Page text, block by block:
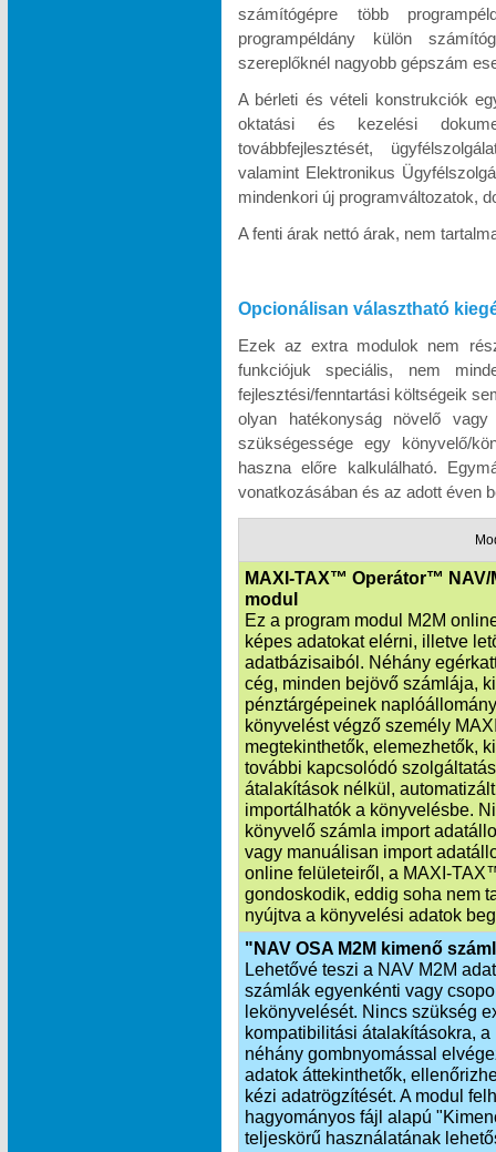
számítógépre több
programpéldány külön
szereplőknél nagyobb gépszám
A bérleti és vételi konstrukciók
oktatási és kezelési
továbbfejlesztését,
valamint Elektronikus
mindenkori új programváltozatok,
A fenti árak nettó árak, nem
Opcionálisan választható
Ezek az extra modulok nem
funkciójuk speciális, nem
fejlesztési/fenntartási költségeik
olyan hatékonyság növelő
szükségessége egy könyvelő/
haszna előre kalkulálható.
vonatkozásában és az adott éven
MAXI-TAX™ Operátor™ NAV/
modul
Ez a program modul M2M
képes adatokat elérni, illetve
adatbázisaiból. Néhány
cég, minden bejövő számlája,
pénztárgépeinek
könyvelést végző személy
megtekinthetők, elemezhetők,
további kapcsolódó
átalakítások nélkül,
importálhatók a könyvelésbe.
könyvelő számla import
vagy manuálisan import
online felületeiről, a
gondoskodik, eddig soha nem
nyújtva a könyvelési adatok
"NAV OSA M2M kimenő
Lehetővé teszi a NAV M2M
számlák egyenkénti vagy
lekönyvelését. Nincs szükség
kompatibilitási átalakításokra,
néhány gombnyomással
adatok áttekinthetők,
kézi adatrögzítését. A modul
hagyományos fájl alapú
teljeskörű használatának